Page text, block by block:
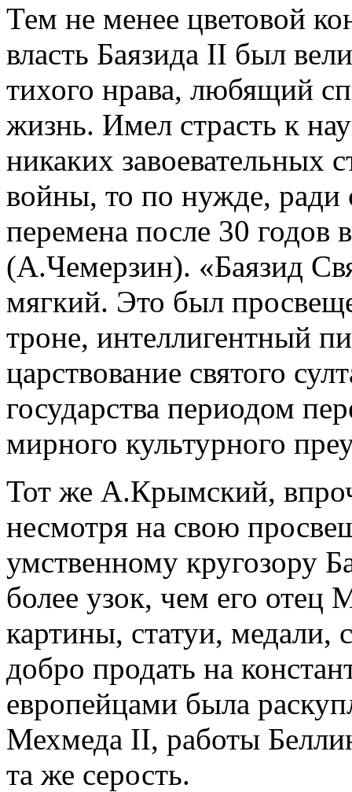
Тем не менее цветовой
власть Баязида II был
тихого нрава, любящий
жизнь. Имел страсть к
никаких завоевательных
войны, то по нужде, ради
перемена после 30
(А.Чемерзин). «Баязид
мягкий. Это был
троне, интеллигентный
царствование святого
государства периодом
мирного культурного
Тот же А.Крымский,
несмотря на свою
умственному кругозору
более узок, чем его
картины, статуи, медали,
добро продать на
европейцами была
Мехмеда II, работы
та же серость.